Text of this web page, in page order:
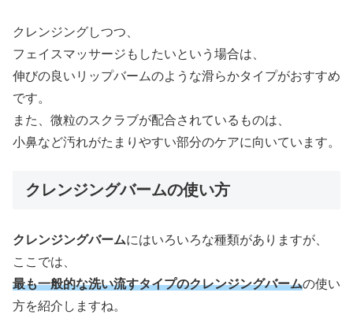
クレンジングしつつ、
フェイスマッサージもしたいという場合は、
伸びの良いリップバームのような滑らかタイプがおすすめ
です。
また、微粒のスクラブが配合されているものは、
小鼻など汚れがたまりやすい部分のケアに向いています。
クレンジングバームの使い方
クレンジングバームにはいろいろな種類がありますが、
ここでは、
最も一般的な洗い流すタイプのクレンジングバームの使い
方を紹介しますね。